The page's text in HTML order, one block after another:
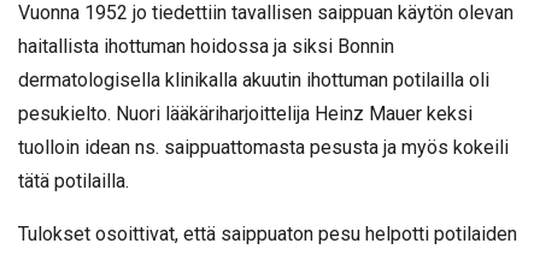
Vuonna 1952 jo tiedettiin tavallisen saippuan käytön olevan
haitallista ihottuman hoidossa ja siksi Bonnin
dermatologisella klinikalla akuutin ihottuman potilailla oli
pesukielto. Nuori lääkäriharjoittelija Heinz Mauer keksi
tuolloin idean ns. saippuattomasta pesusta ja myös kokeili
tätä potilailla.
Tulokset osoittivat, että saippuaton pesu helpotti potilaiden